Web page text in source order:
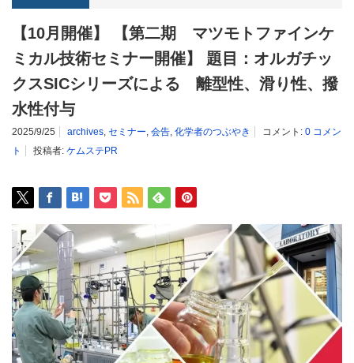
【10月開催】 【第二期 マツモトファインケ
ミカル技術セミナー開催】 題目：オルガチッ
クスSICシリーズによる 離型性、滑り性、撥
水性付与
2025/9/25 archives, セミナー, 会告, 化学者のつぶやき コメント: 0 コメン
ト
投稿者: ケムステPR